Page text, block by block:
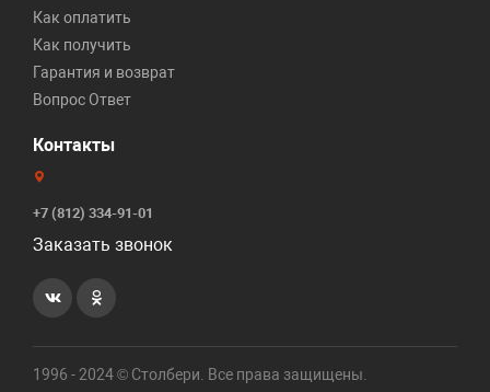
Как оплатить
Как получить
Гарантия и возврат
Вопрос Ответ
Контакты
+7 (812) 334-91-01
Заказать звонок
1996 - 2024 © Столбери. Все права защищены.